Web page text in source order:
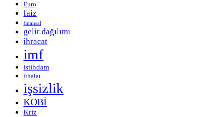
Euro
faiz
finansal
gelir dağılımı
ihracat
imf
istihdam
ithalat
işsizlik
KOBİ
Kriz